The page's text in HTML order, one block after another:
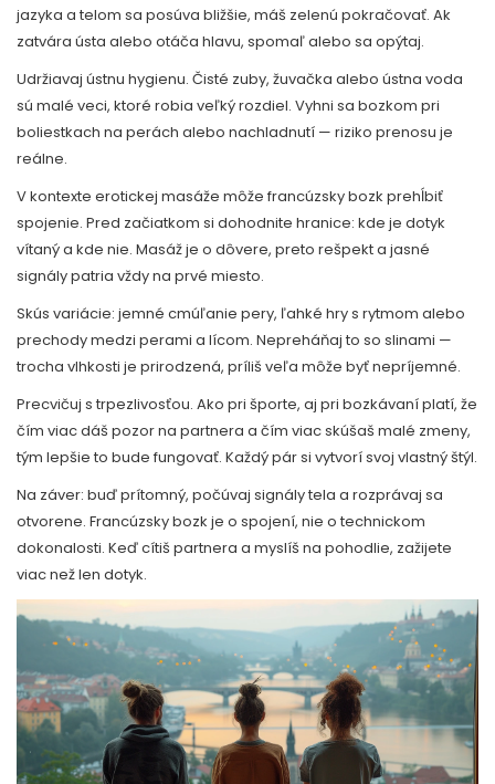
jazyka a telom sa posúva bližšie, máš zelenú pokračovať. Ak
zatvára ústa alebo otáča hlavu, spomaľ alebo sa opýtaj.
Udržiavaj ústnu hygienu. Čisté zuby, žuvačka alebo ústna voda
sú malé veci, ktoré robia veľký rozdiel. Vyhni sa bozkom pri
boliestkach na perách alebo nachladnutí — riziko prenosu je
reálne.
V kontexte erotickej masáže môže francúzsky bozk prehĺbiť
spojenie. Pred začiatkom si dohodnite hranice: kde je dotyk
vítaný a kde nie. Masáž je o dôvere, preto rešpekt a jasné
signály patria vždy na prvé miesto.
Skús variácie: jemné cmúľanie pery, ľahké hry s rytmom alebo
prechody medzi perami a lícom. Nepreháňaj to so slinami —
trocha vlhkosti je prirodzená, príliš veľa môže byť nepríjemné.
Precvičuj s trpezlivosťou. Ako pri športe, aj pri bozkávaní platí, že
čím viac dáš pozor na partnera a čím viac skúšaš malé zmeny,
tým lepšie to bude fungovať. Každý pár si vytvorí svoj vlastný štýl.
Na záver: buď prítomný, počúvaj signály tela a rozprávaj sa
otvorene. Francúzsky bozk je o spojení, nie o technickom
dokonalosti. Keď cítiš partnera a myslíš na pohodlie, zažijete
viac než len dotyk.